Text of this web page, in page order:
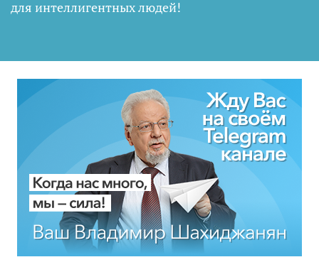
для интеллигентных людей!